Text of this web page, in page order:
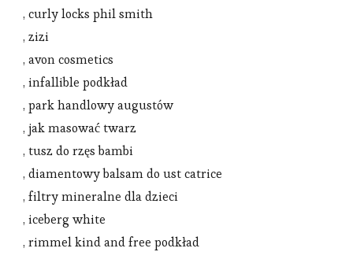
, curly locks phil smith
, zizi
, avon cosmetics
, infallible podkład
, park handlowy augustów
, jak masować twarz
, tusz do rzęs bambi
, diamentowy balsam do ust catrice
, filtry mineralne dla dzieci
, iceberg white
, rimmel kind and free podkład